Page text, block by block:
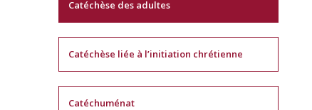
Catéchèse des adultes
Catéchèse liée à l’initiation chrétienne
Catéchuménat